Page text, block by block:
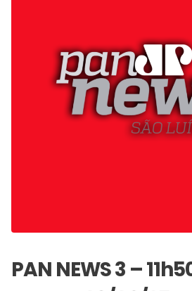
PAN NEWS 3 –